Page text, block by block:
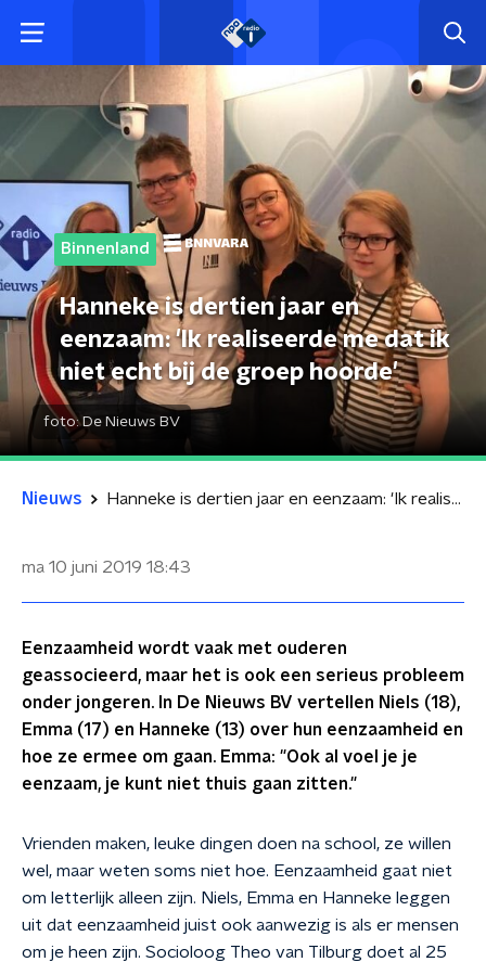
Binnenland
Hanneke is dertien jaar en
eenzaam: 'Ik realiseerde me dat ik
niet echt bij de groep hoorde'
foto: De Nieuws BV
Nieuws Hanneke is dertien jaar en eenzaam: 'Ik realiseerde me dat ik niet echt bij de groep hoorde'
ma 10 juni 2019 18:43
Eenzaamheid wordt vaak met ouderen
geassocieerd, maar het is ook een serieus probleem
onder jongeren. In De Nieuws BV vertellen Niels (18),
Emma (17) en Hanneke (13) over hun eenzaamheid en
hoe ze ermee om gaan. Emma: "Ook al voel je je
eenzaam, je kunt niet thuis gaan zitten."
Vrienden maken, leuke dingen doen na school, ze willen
wel, maar weten soms niet hoe. Eenzaamheid gaat niet
om letterlijk alleen zijn. Niels, Emma en Hanneke leggen
uit dat eenzaamheid juist ook aanwezig is als er mensen
om je heen zijn. Socioloog Theo van Tilburg doet al 25